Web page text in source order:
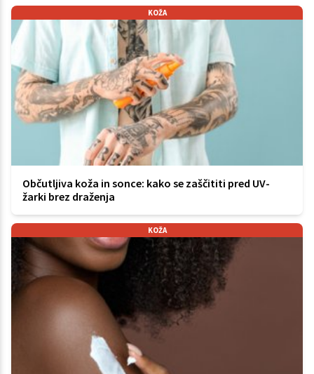
KOŽA
Občutljiva koža in sonce: kako se zaščititi pred UV-
žarki brez draženja
KOŽA